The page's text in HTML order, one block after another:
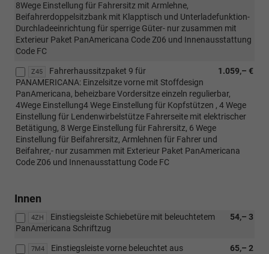
8Wege Einstellung für Fahrersitz mit Armlehne,
Beifahrerdoppelsitzbank mit Klapptisch und Unterladefunktion-
Durchladeeinrichtung für sperrige Güter- nur zusammen mit
Exterieur Paket PanAmericana Code Z06 und Innenausstattung
Code FC
Z45 1.059,– €
Fahrerhaussitzpaket 9 für
PANAMERICANA: Einzelsitze vorne mit Stoffdesign
PanAmericana, beheizbare Vordersitze einzeln regulierbar,
4Wege Einstellung4 Wege Einstellung für Kopfstützen , 4 Wege
Einstellung für Lendenwirbelstütze Fahrerseite mit elektrischer
Betätigung, 8 Werge Einstellung für Fahrersitz, 6 Wege
Einstellung für Beifahrersitz, Armlehnen für Fahrer und
Beifahrer,- nur zusammen mit Exterieur Paket PanAmericana
Code Z06 und Innenausstattung Code FC
Innen
4ZH 54,– 3
Einstiegsleiste Schiebetüre mit beleuchtetem
PanAmericana Schriftzug
7M4 65,– 2
Einstiegsleiste vorne beleuchtet aus